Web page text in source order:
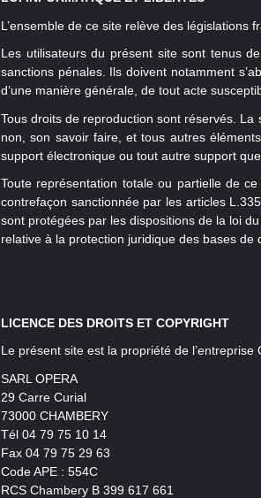
L’ensemble de ce site relève des législations
Les utilisateurs du présent site sont tenus
sanctions pénales. Ils doivent notamment
d’une manière générale, de tout acte
Tous droits de reproduction sont réservés. La
non, son savoir faire, et tous autres
support électronique ou tout autre support
Toute représentation totale ou partielle de
contrefaçon sanctionnée par les articles
sont protégées par les dispositions de la loi
relative à la protection juridique des bases de
LICENCE DES DROITS ET COPYRIGHT
Le présent site est la propriété de l’entreprise
SARL OPERA
29 Carre Curial
73000 CHAMBERY
Tél 04 79 75 10 14
Fax 04 79 75 29 63
Code APE : 554C
RCS Chambery B 399 617 661